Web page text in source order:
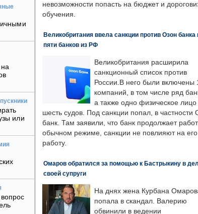
или
невозможности попасть на бюджет и
обучения.
Великобритания ввела санкции против Озон банка
пяти банков из РФ
Великобритания расширила
санкционный список против
России.В него были включены
компаний, в том числе ряд
а также одно физическое лицо
шесть судов. Под санкции попал, в частности
банк. Там заявили, что банк продолжает
обычном режиме, санкции не повлияют на его
работу.
Омаров обратился за помощью к Бастрыкину в
своей супруги
На днях жена Курбана
попала в скандал. Валерию
обвинили в ведении